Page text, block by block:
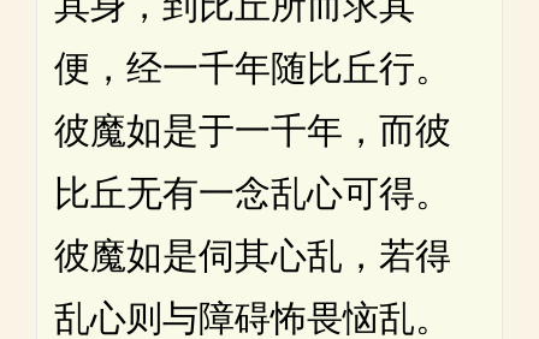
便，经一千年随比丘行。
彼魔如是于一千年，而彼
比丘无有一念乱心可得。
彼魔如是伺其心乱，若得
乱心则与障碍怖畏恼乱。